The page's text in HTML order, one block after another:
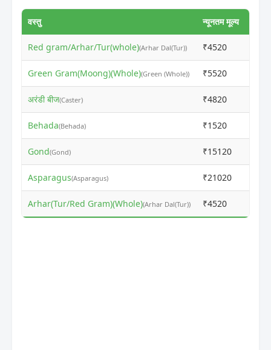
वस्तु न्यूनतम मूल्य
Red gram/Arhar/Tur(whole)(Arhar Dal(Tur)) ₹4520
Green Gram(Moong)(Whole)(Green (Whole)) ₹5520
अरंडी बीज(Caster) ₹4820
Behada(Behada) ₹1520
Gond(Gond) ₹15120
Asparagus(Asparagus) ₹21020
Arhar(Tur/Red Gram)(Whole)(Arhar Dal(Tur)) ₹4520